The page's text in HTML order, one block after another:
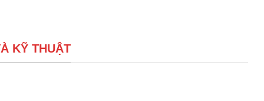
KỸ THUẬT